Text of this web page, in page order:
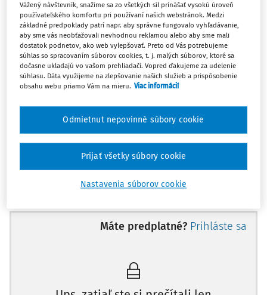
informačných systémov, pričom obce mali aj oznamovaciu
povinnosť a povinnosť osobitnej registrácie voči Úradu na
ochranu osobných údajov SR (ďalej len "úrad").
Tieto povinnosti boli prijatím nariadenia Európskeho
parlamentu a Rady (EÚ) 2016/679 z 27. apríla 2016 o
ochrane fyzických osôb pri spracúvaní osobných údajov a
o voľnom pohybe takýchto údajov, ktorým sa zrušuje
95/46/ES (všeobecné nariadenie o ochrane
údajov) (ďalej len "nariadenie GDPR") a zákona č.18/2018
o ochrane osobných údajov a o zmene a doplnení
niektorých zákonov v z. n. p. (ďalej len "nový
ochrane osobných údajov") zrušené a nahradené vedením
nie je potrebné posielať úradu, pričom postačuje, aby si
obec záznamy o spracovateľských činnostiach ponechala
Záznamy o spracovateľských činnostiach obce predstavujú
Máte predplatné? Prihláste sa
Vážený návštevník, snažíme sa zo všetkých síl prinášať vysokú úroveň
používateľského komfortu pri používaní našich webstránok. Medzi
základné predpoklady patrí napr. aby správne fungovalo vyhľadávanie,
aby sme vás neobťažovali nevhodnou reklamou alebo aby sme mali
dostatok podnetov, ako web vylepšovať. Preto od Vás potrebujeme
súhlas so spracovaním súborov cookies, t. j. malých súborov, ktoré sa
dočasne ukladajú vo vašom prehliadači. Vopred ďakujeme za udelenie
súhlasu. Dáta využijeme na zlepšovanie našich služieb a prispôsobenie
obsahu webu priamo Vám na mieru. Viac informácií
Nastavenia súborov cookie
Odmietnut nepovinné súbory cookie
Prijať všetky súbory cookie